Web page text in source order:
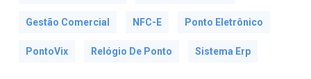
Gestão Comercial NFC-E Ponto Eletrônico
PontoVix Relógio De Ponto Sistema Erp